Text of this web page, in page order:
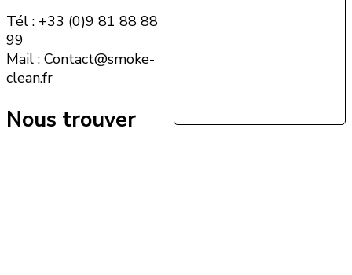
Tél : +33 (0)9 81 88 88
99
Mail : Contact@smoke-
clean.fr
Nous trouver